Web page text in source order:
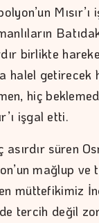
birlikte
halel getirecek
hiç
işgal etti.
süren
mağlup ve
müttefikimiz
tercih değil